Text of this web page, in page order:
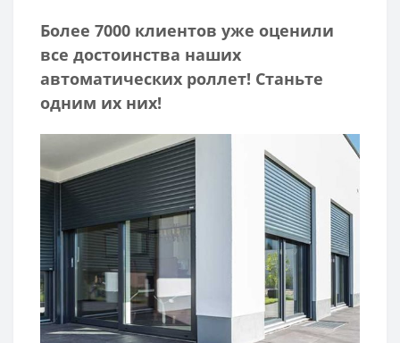
Более 7000 клиентов уже оценили
все достоинства наших
автоматических роллет! Станьте
одним их них!